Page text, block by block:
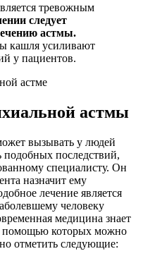
тревожным
следует
астмы.
кашля усиливают
у пациентов.
астмы
вызывать у людей
последствий,
специалисту. Он
назначит ему
лечение является
человеку
медицина знает
помощью которых можно
отметить следующие: